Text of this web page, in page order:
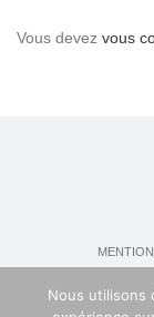
Vous devez vous
Nous utilisons